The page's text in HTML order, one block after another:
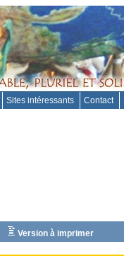
Sites intéressants Contact
Version à imprimer